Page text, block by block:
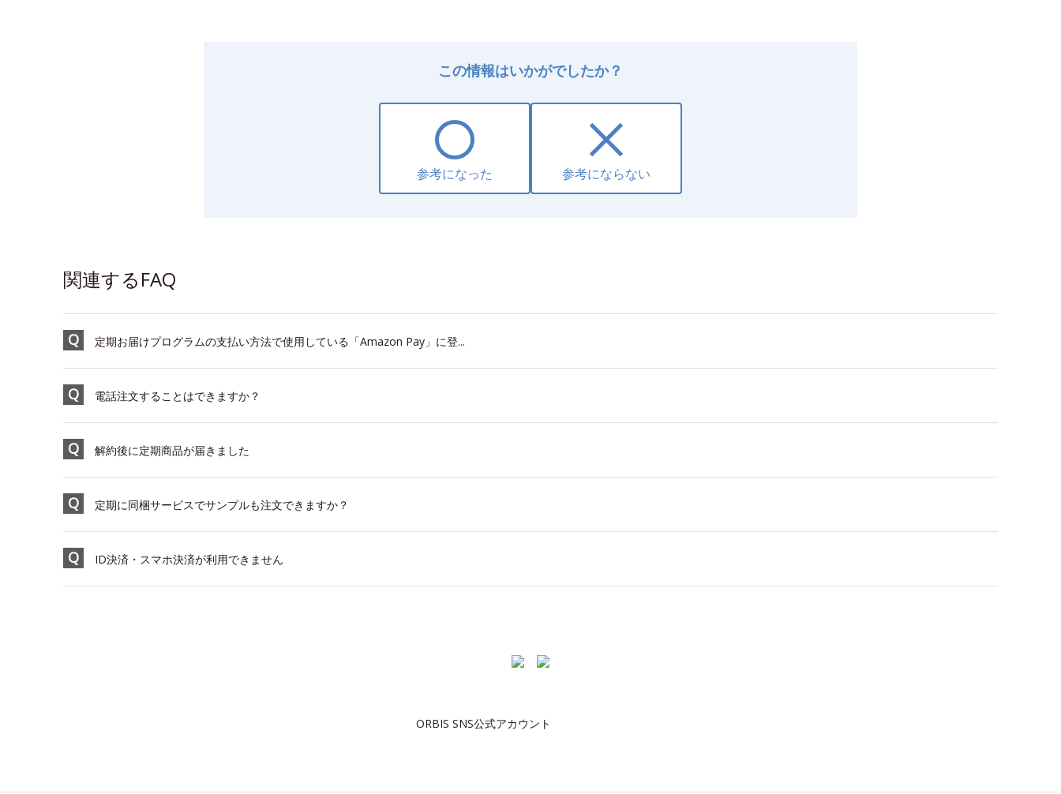
この情報はいかがでしたか？
参考になった 参考にならない
関連するFAQ
定期お届けプログラムの支払い方法で使用している「Amazon Pay」に登...
電話注文することはできますか？
解約後に定期商品が届きました
定期に同梱サービスでサンプルも注文できますか？
ID決済・スマホ決済が利用できません
ORBIS SNS公式アカウント